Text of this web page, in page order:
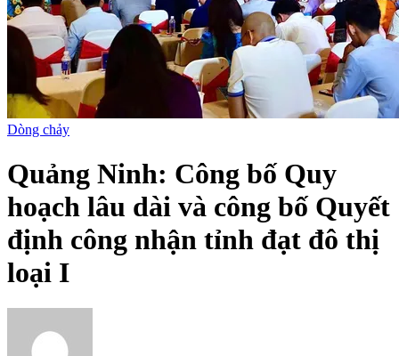
Dòng chảy
Quảng Ninh: Công bố Quy
hoạch lâu dài và công bố Quyết
định công nhận tỉnh đạt đô thị
loại I